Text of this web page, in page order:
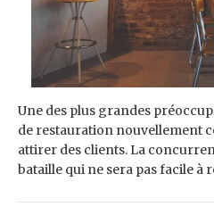
Une des plus grandes
de restauration nouvellement
attirer des clients. La
bataille qui ne sera pas facile à